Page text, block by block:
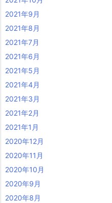
2021年9月
2021年8月
2021年7月
2021年6月
2021年5月
2021年4月
2021年3月
2021年2月
2021年1月
2020年12月
2020年11月
2020年10月
2020年9月
2020年8月